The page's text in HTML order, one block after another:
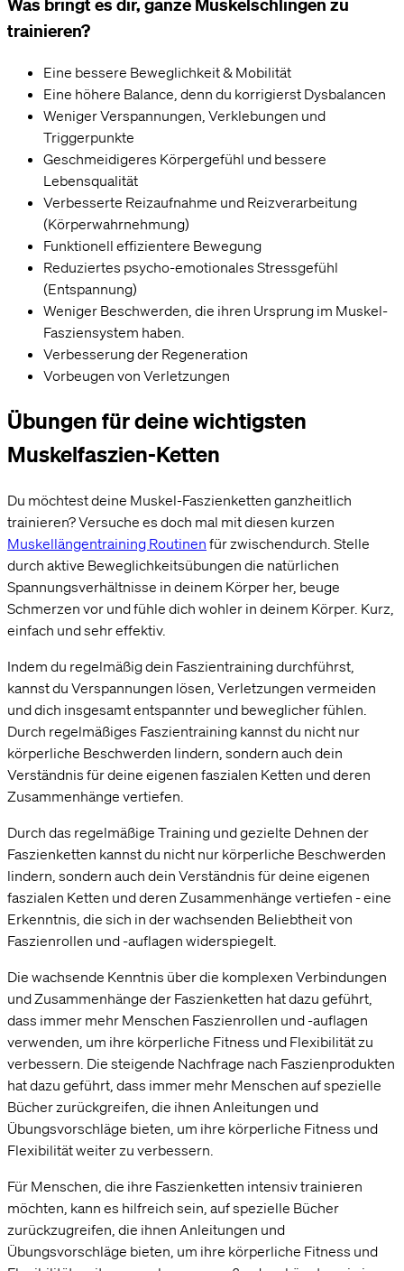
Was bringt es dir, ganze Muskelschlingen zu
trainieren?
Eine bessere Beweglichkeit & Mobilität
Eine höhere Balance, denn du korrigierst Dysbalancen
Weniger Verspannungen, Verklebungen und
Triggerpunkte
Geschmeidigeres Körpergefühl und bessere
Lebensqualität
Verbesserte Reizaufnahme und Reizverarbeitung
(Körperwahrnehmung)
Funktionell effizientere Bewegung
Reduziertes psycho-emotionales Stressgefühl
(Entspannung)
Weniger Beschwerden, die ihren Ursprung im Muskel-
Fasziensystem haben.
Verbesserung der Regeneration
Vorbeugen von Verletzungen
Übungen für deine wichtigsten
Muskelfaszien-Ketten
Du möchtest deine Muskel-Faszienketten ganzheitlich
trainieren? Versuche es doch mal mit diesen kurzen
Muskellängentraining Routinen für zwischendurch. Stelle
durch aktive Beweglichkeitsübungen die natürlichen
Spannungsverhältnisse in deinem Körper her, beuge
Schmerzen vor und fühle dich wohler in deinem Körper. Kurz,
einfach und sehr effektiv.
Indem du regelmäßig dein Faszientraining durchführst,
kannst du Verspannungen lösen, Verletzungen vermeiden
und dich insgesamt entspannter und beweglicher fühlen.
Durch regelmäßiges Faszientraining kannst du nicht nur
körperliche Beschwerden lindern, sondern auch dein
Verständnis für deine eigenen faszialen Ketten und deren
Zusammenhänge vertiefen.
Durch das regelmäßige Training und gezielte Dehnen der
Faszienketten kannst du nicht nur körperliche Beschwerden
lindern, sondern auch dein Verständnis für deine eigenen
faszialen Ketten und deren Zusammenhänge vertiefen - eine
Erkenntnis, die sich in der wachsenden Beliebtheit von
Faszienrollen und -auflagen widerspiegelt.
Die wachsende Kenntnis über die komplexen Verbindungen
und Zusammenhänge der Faszienketten hat dazu geführt,
dass immer mehr Menschen Faszienrollen und -auflagen
verwenden, um ihre körperliche Fitness und Flexibilität zu
verbessern. Die steigende Nachfrage nach Faszienprodukten
hat dazu geführt, dass immer mehr Menschen auf spezielle
Bücher zurückgreifen, die ihnen Anleitungen und
Übungsvorschläge bieten, um ihre körperliche Fitness und
Flexibilität weiter zu verbessern.
Für Menschen, die ihre Faszienketten intensiv trainieren
möchten, kann es hilfreich sein, auf spezielle Bücher
zurückzugreifen, die ihnen Anleitungen und
Übungsvorschläge bieten, um ihre körperliche Fitness und